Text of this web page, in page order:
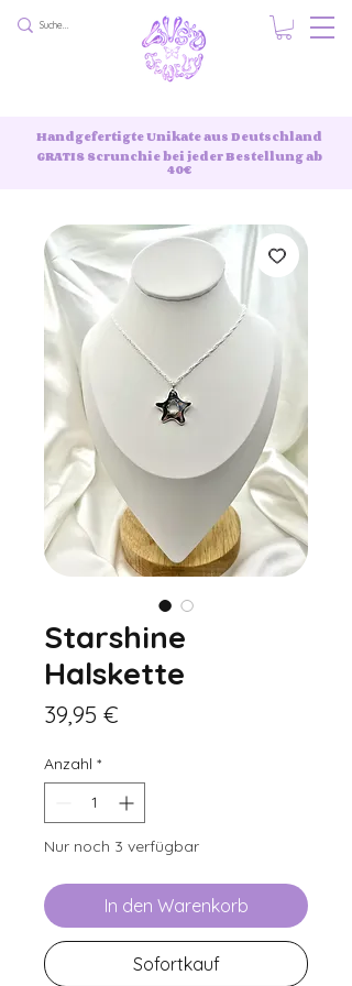
Handgefertigte Unikate aus Deutschland
GRATIS Scrunchie bei jeder Bestellung ab
40€
Starshine
Halskette
39,95 €
Anzahl *
Nur noch 3 verfügbar
In den Warenkorb
Sofortkauf